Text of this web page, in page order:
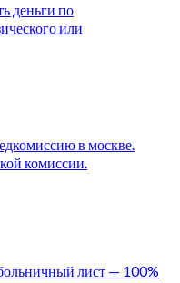
деньги по
или
в москве.
комиссии.
лист — 100%